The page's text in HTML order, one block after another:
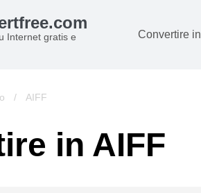
Internet gratis e
Convertire in
/ AIFF
in AIFF